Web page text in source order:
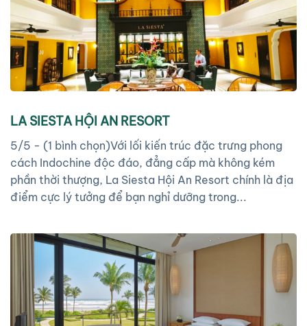
LA SIESTA HỘI AN RESORT
5/5 - (1 bình chọn)Với lối kiến trúc đặc trưng phong
cách Indochine độc đáo, đẳng cấp mà không kém
phần thời thượng, La Siesta Hội An Resort chính là địa
điểm cực lý tưởng để bạn nghỉ dưỡng trong...